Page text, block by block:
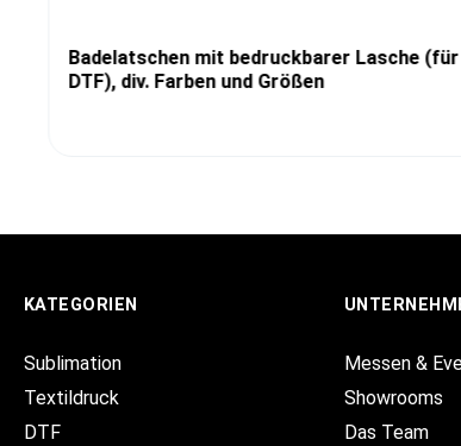
Badelatschen mit bedruckbarer Lasche (für
DTF), div. Farben und Größen
KATEGORIEN
Sublimation
Textildruck
DTF
Messen &
Showrooms
Das Team